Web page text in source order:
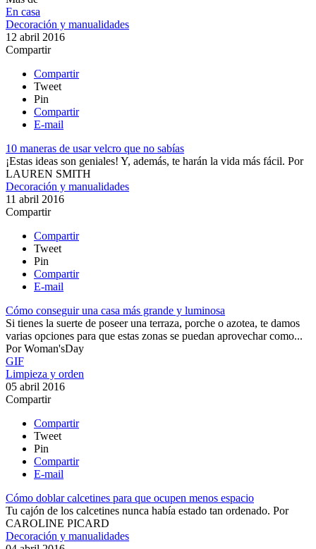
En casa
Decoración y manualidades
12 abril 2016
Compartir
Compartir
Tweet
Pin
Compartir
E-mail
10 maneras de usar velcro que no sabías
¡Estas ideas son geniales! Y, además, te harán la vida más fácil. Por
LAUREN SMITH
Decoración y manualidades
11 abril 2016
Compartir
Compartir
Tweet
Pin
Compartir
E-mail
Cómo conseguir una casa más grande y luminosa
Si tienes la suerte de poseer una terraza, porche o azotea, te damos
varias opciones para que estas zonas se puedan aprovechar como...
PorWoman'sDay
GIF
Limpieza y orden
05 abril 2016
Compartir
Compartir
Tweet
Pin
Compartir
E-mail
Cómo doblar calcetines para que ocupen menos espacio
Tu cajón de los calcetines nunca había estado tan ordenado​. Por
CAROLINE PICARD
Decoración y manualidades